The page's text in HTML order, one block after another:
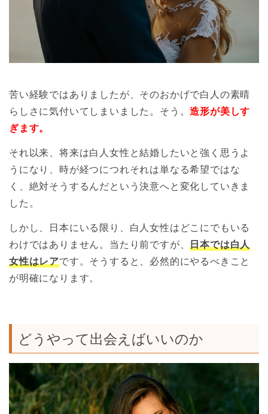
苦い経験ではありましたが、そのおかげで白人の素晴
らしさに気付いてしまいました。そう。造形が美しす
ぎます。
それ以来、将来は白人女性と結婚したいと強く思うよ
うになり、時が経つにつれそれは単なる希望ではな
く、絶対そうするんだという決意へと変化していきま
した。
しかし、日本にいる限り、白人女性はどこにでもいる
わけではありません。当たり前ですが、日本では白人
女性はレアです。そうすると、必然的にやるべきこと
が明確になります。
どうやって出会えばいいのか